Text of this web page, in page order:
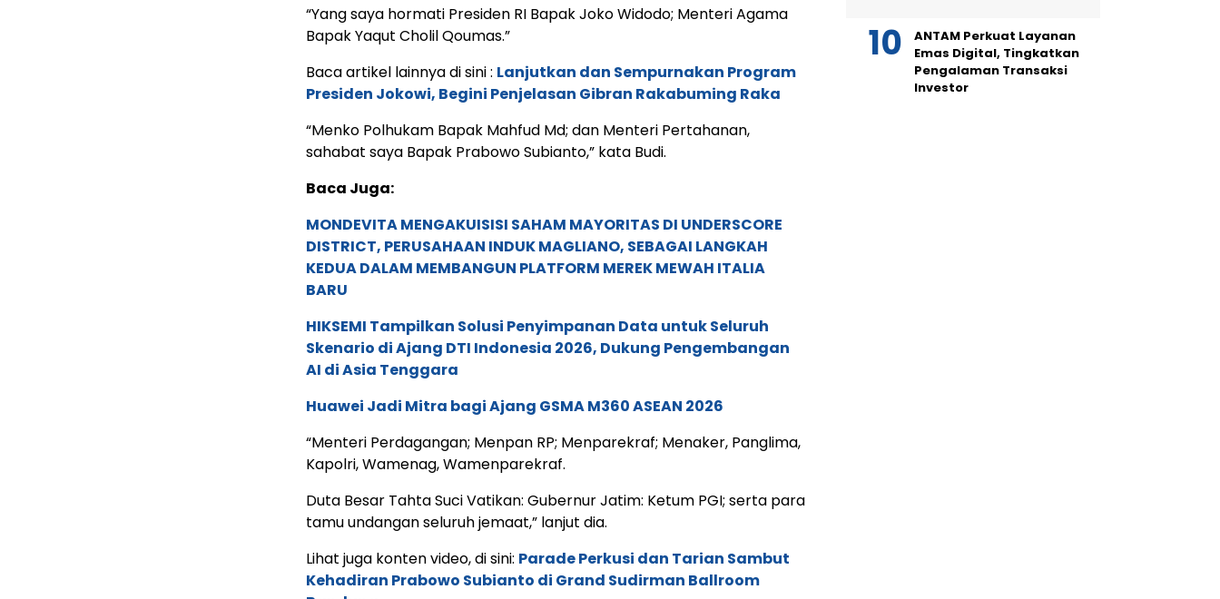
“Yang saya hormati Presiden RI Bapak Joko Widodo; Menteri Agama
Bapak Yaqut Cholil Qoumas.”
Baca artikel lainnya di sini : Lanjutkan dan Sempurnakan Program
Presiden Jokowi, Begini Penjelasan Gibran Rakabuming Raka
“Menko Polhukam Bapak Mahfud Md; dan Menteri Pertahanan,
sahabat saya Bapak Prabowo Subianto,” kata Budi.
Baca Juga:
MONDEVITA MENGAKUISISI SAHAM MAYORITAS DI UNDERSCORE
DISTRICT, PERUSAHAAN INDUK MAGLIANO, SEBAGAI LANGKAH
KEDUA DALAM MEMBANGUN PLATFORM MEREK MEWAH ITALIA
BARU
HIKSEMI Tampilkan Solusi Penyimpanan Data untuk Seluruh
Skenario di Ajang DTI Indonesia 2026, Dukung Pengembangan
AI di Asia Tenggara
Huawei Jadi Mitra bagi Ajang GSMA M360 ASEAN 2026
“Menteri Perdagangan; Menpan RP; Menparekraf; Menaker, Panglima,
Kapolri, Wamenag, Wamenparekraf.
Duta Besar Tahta Suci Vatikan: Gubernur Jatim: Ketum PGI; serta para
tamu undangan seluruh jemaat,” lanjut dia.
Lihat juga konten video, di sini: Parade Perkusi dan Tarian Sambut
Kehadiran Prabowo Subianto di Grand Sudirman Ballroom
ANTAM Perkuat Layanan
Emas Digital, Tingkatkan
Pengalaman Transaksi
Investor